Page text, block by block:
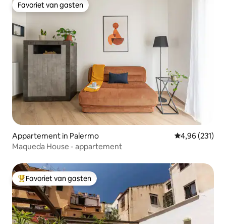
Favoriet van gasten
Favoriet van gasten
Appartement in Palermo Gemiddelde
4,96 (231)
Maqueda House - appartement
Topfavoriet van gasten
Favoriet van gasten